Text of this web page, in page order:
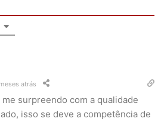
atrás
me surpreendo com a qualidade
isso se deve a competência de